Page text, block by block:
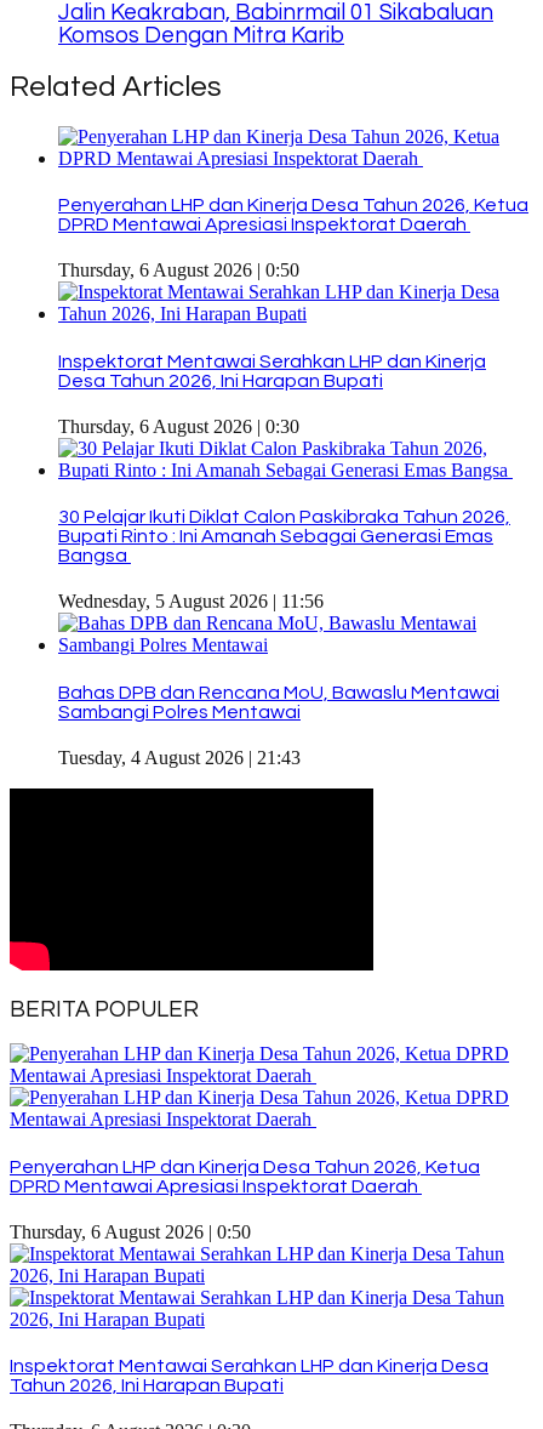
Jalin Keakraban, Babinrmail 01 Sikabaluan
Komsos Dengan Mitra Karib
Related Articles
Penyerahan LHP dan Kinerja Desa Tahun 2026, Ketua
DPRD Mentawai Apresiasi Inspektorat Daerah
Thursday, 6 August 2026 | 0:50
Inspektorat Mentawai Serahkan LHP dan Kinerja
Desa Tahun 2026, Ini Harapan Bupati
Thursday, 6 August 2026 | 0:30
30 Pelajar Ikuti Diklat Calon Paskibraka Tahun 2026,
Bupati Rinto : Ini Amanah Sebagai Generasi Emas
Bangsa
Wednesday, 5 August 2026 | 11:56
Bahas DPB dan Rencana MoU, Bawaslu Mentawai
Sambangi Polres Mentawai
Tuesday, 4 August 2026 | 21:43
BERITA POPULER
Penyerahan LHP dan Kinerja Desa Tahun 2026, Ketua
DPRD Mentawai Apresiasi Inspektorat Daerah
Thursday, 6 August 2026 | 0:50
Inspektorat Mentawai Serahkan LHP dan Kinerja Desa
Tahun 2026, Ini Harapan Bupati